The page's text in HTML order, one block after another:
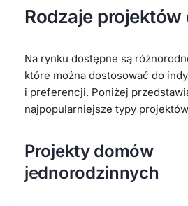
Rodzaje projektów
Na rynku dostępne są
które można dostosować do
i preferencji. Poniżej
najpopularniejsze typy
Projekty domów
jednorodzinnych